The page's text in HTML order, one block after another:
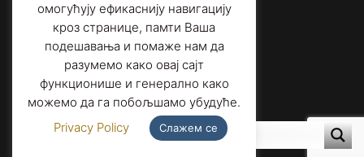
Трг слободе 1/3,
24000 Суботица, Србија
+381 (0)24 556 901
: +381 (0)24 557 606
Е-пошта: office@heritage-su.org.rs
омогућују ефикаснију навигацију
кроз странице, памти Ваша
подешавања и помаже нам да
разумемо како овај сајт
функционише и генерално како
можемо да га побољшамо убудуће.
Privacy Policy
Слажем се